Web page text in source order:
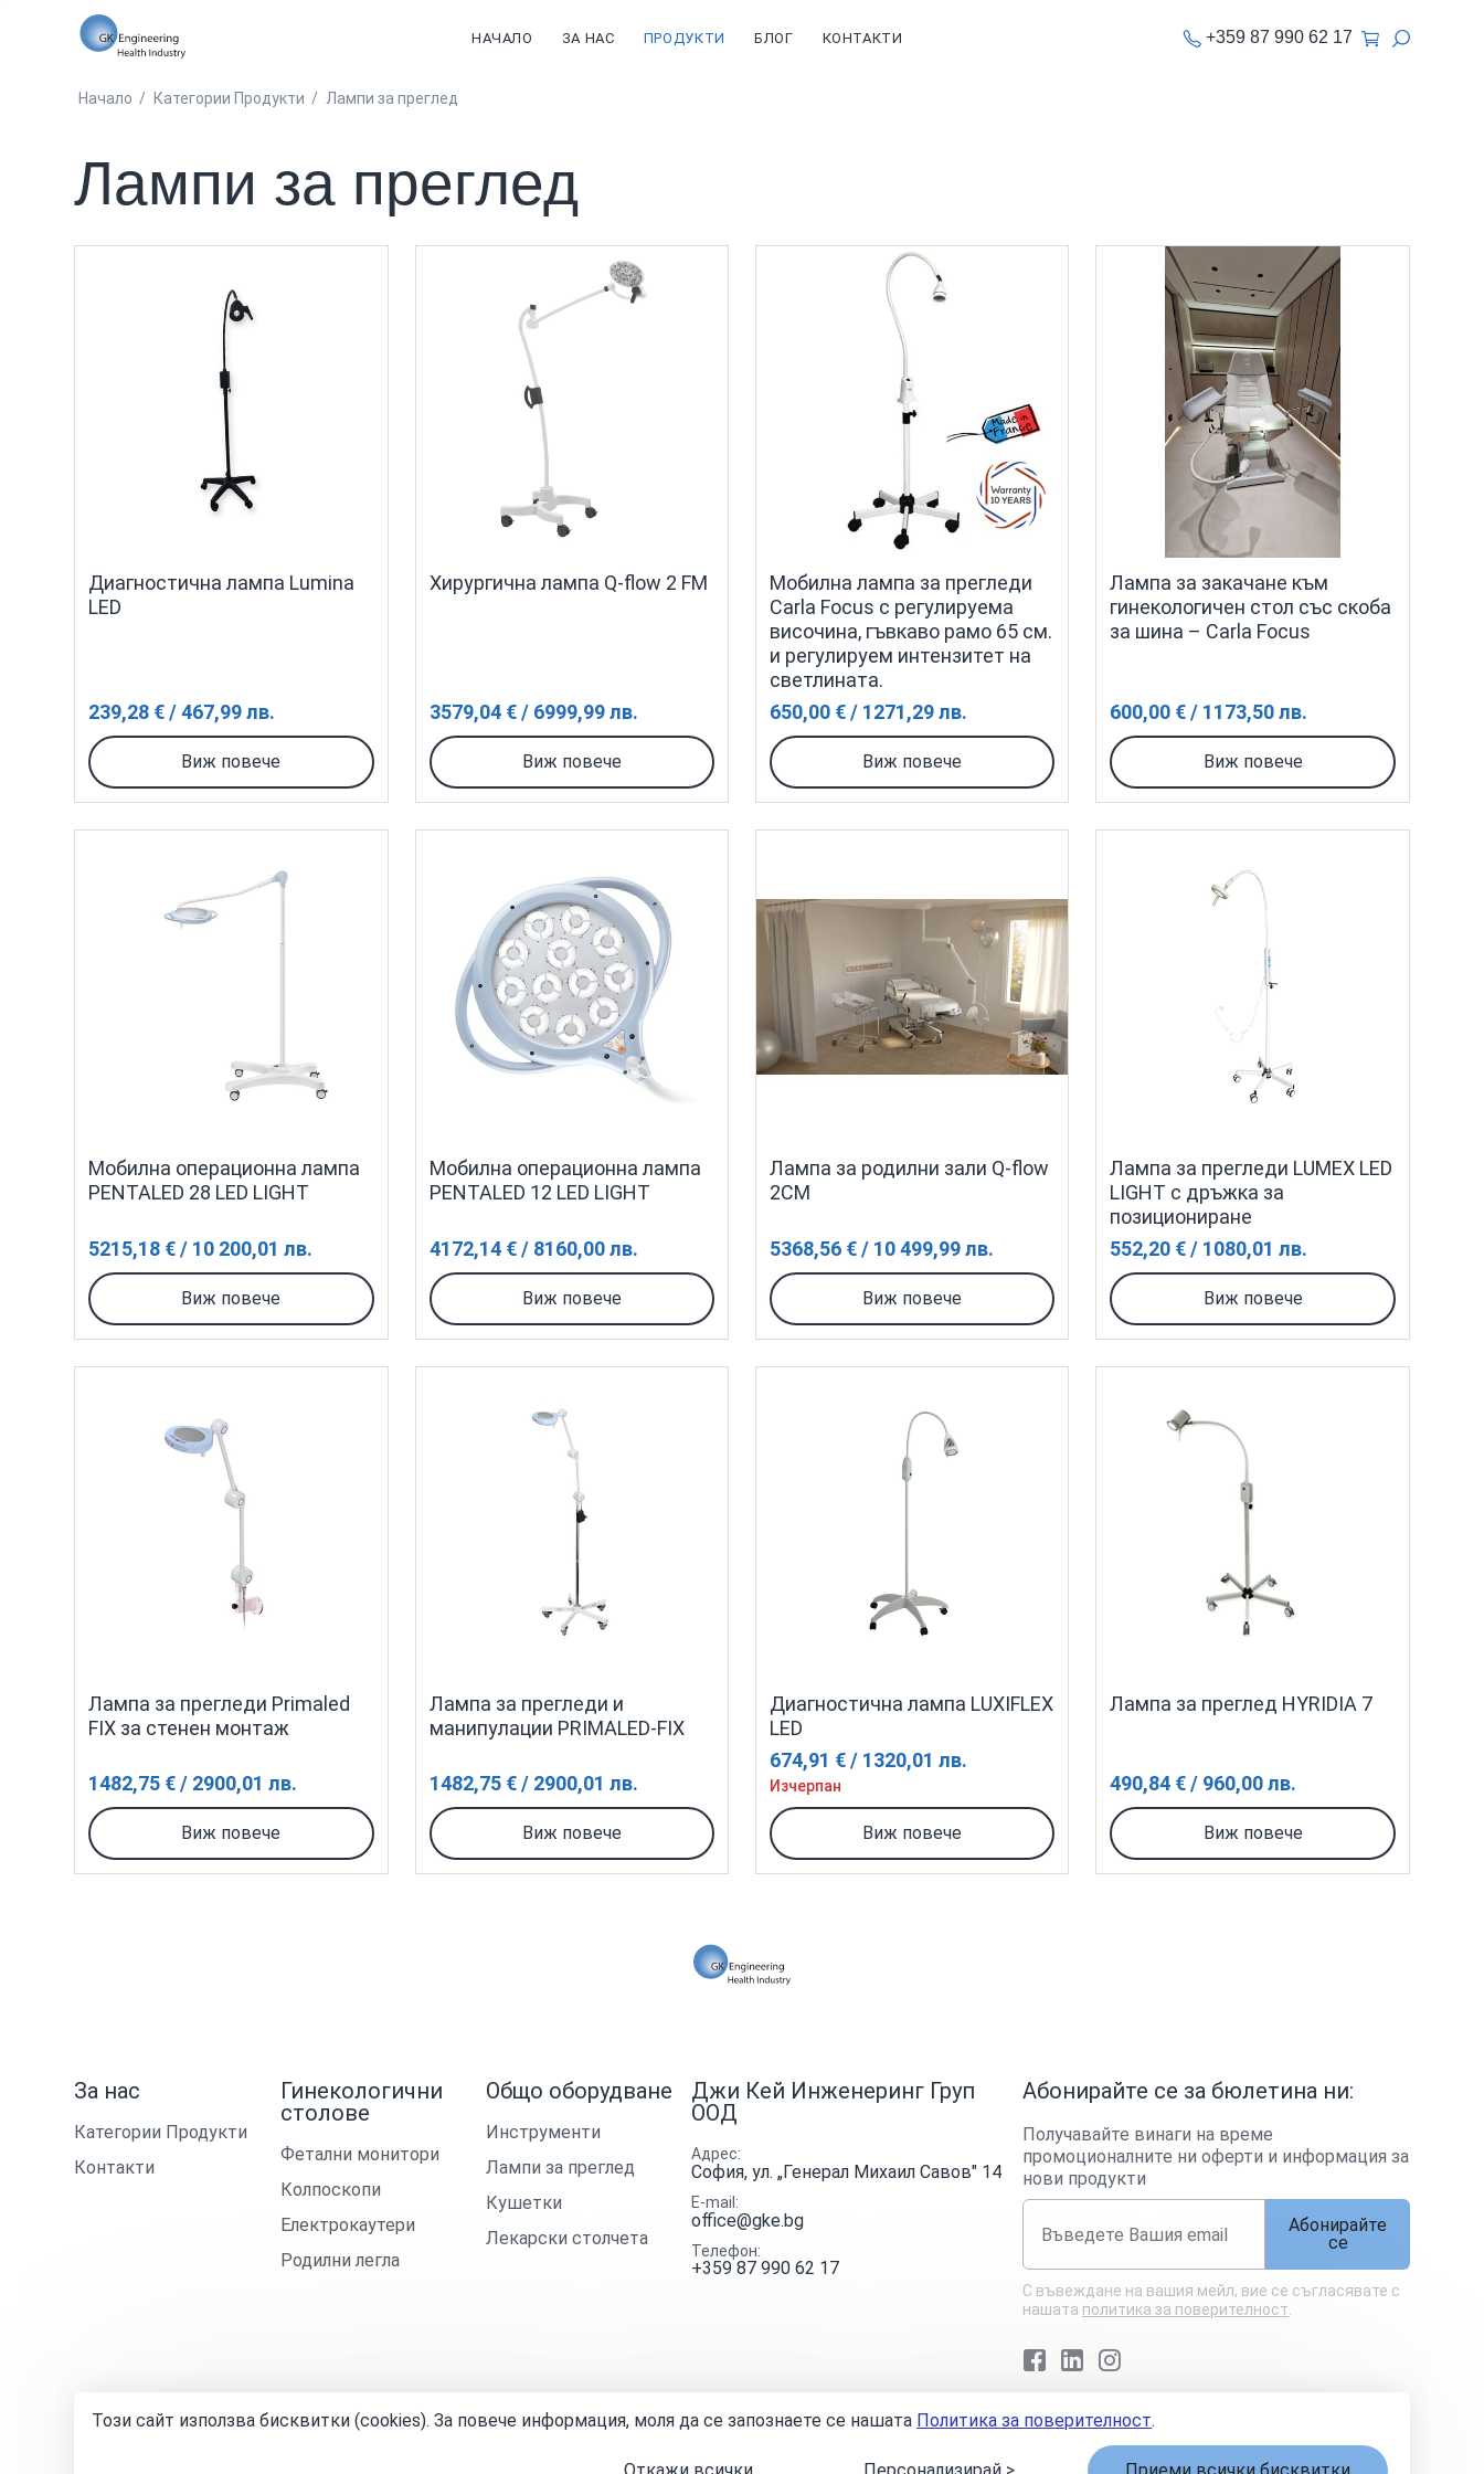
НАЧАЛО ЗА НАС ПРОДУКТИ БЛОГ КОНТАКТИ +359 87 990 62 17
Начало / Категории Продукти / Лампи за преглед
Лампи за преглед
Диагностична лампа Lumina
LED
239,28 € / 467,99 лв.
Виж повече
Хирургична лампа Q-flow 2 FM
3579,04 € / 6999,99 лв.
Виж повече
Мобилна лампа за прегледи
Carla Focus с регулируема
височина, гъвкаво рамо 65 см.
и регулируем интензитет на
светлината.
650,00 € / 1271,29 лв.
Виж повече
Лампа за закачане към
гинекологичен стол със скоба
за шина – Carla Focus
600,00 € / 1173,50 лв.
Виж повече
Мобилна операционна лампа
PENTALED 28 LED LIGHT
5215,18 € / 10 200,01 лв.
Виж повече
Мобилна операционна лампа
PENTALED 12 LED LIGHT
4172,14 € / 8160,00 лв.
Виж повече
Лампа за родилни зали Q-flow
2CM
5368,56 € / 10 499,99 лв.
Виж повече
Лампа за прегледи LUMEX LED
LIGHT с дръжка за
позициониране
552,20 € / 1080,01 лв.
Виж повече
Лампа за прегледи Primaled
FIX за стенен монтаж
1482,75 € / 2900,01 лв.
Виж повече
Лампа за прегледи и
манипулации PRIMALED-FIX
1482,75 € / 2900,01 лв.
Виж повече
Диагностична лампа LUXIFLEX
LED
674,91 € / 1320,01 лв.
Изчерпан
Виж повече
Лампа за преглед HYRIDIA 7
490,84 € / 960,00 лв.
Виж повече
За нас
Категории Продукти
Контакти
Гинекологични
столове
Фетални монитори
Колпоскопи
Електрокаутери
Родилни легла
Общо оборудване
Инструменти
Лампи за преглед
Кушетки
Лекарски столчета
Джи Кей Инженеринг Груп
ООД
Адрес
София, ул. „Генерал Михаил Савов" 14
E-mail
office@gke.bg
Телефон
+359 87 990 62 17
Абонирайте се за бюлетина ни:
Получавайте винаги на време
промоционалните ни оферти и информация за
нови продукти
Абонирайте
се
С въвеждане на вашия мейл, вие се съгласявате с
нашата политика за поверителност
Facebook
LinkedIn
Управление на бисквитките Карта на сайта
Този сайт използва бисквитки (cookies). За повече информация, моля да се запознаете се нашaтa Политика за поверителност.